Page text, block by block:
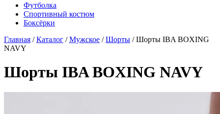
Футболка
Спортивный костюм
Боксёрки
Главная / Каталог / Мужское / Шорты /Шорты IBA BOXING
NAVY
Шорты IBA BOXING NAVY